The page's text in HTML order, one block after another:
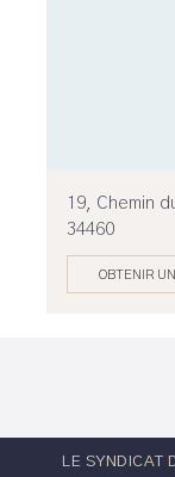
19, Chemin
34460
OBTENIR
LE SYNDICAT